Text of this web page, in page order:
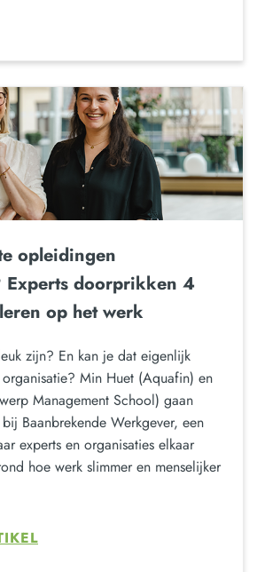
opleidingen
Experts doorprikken 4
op het werk
zijn? En kan je dat eigenlijk
Min Huet (Aquafin) en
Management School) gaan
Baanbrekende Werkgever, een
experts en organisaties elkaar
hoe werk slimmer en menselijker